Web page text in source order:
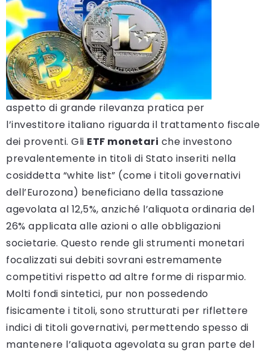
aspetto di grande rilevanza pratica per
l’investitore italiano riguarda il trattamento fiscale
dei proventi. Gli ETF monetari che investono
prevalentemente in titoli di Stato inseriti nella
cosiddetta “white list” (come i titoli governativi
dell’Eurozona) beneficiano della tassazione
agevolata al 12,5%, anziché l’aliquota ordinaria del
26% applicata alle azioni o alle obbligazioni
societarie. Questo rende gli strumenti monetari
focalizzati sui debiti sovrani estremamente
competitivi rispetto ad altre forme di risparmio.
Molti fondi sintetici, pur non possedendo
fisicamente i titoli, sono strutturati per riflettere
indici di titoli governativi, permettendo spesso di
mantenere l’aliquota agevolata su gran parte del